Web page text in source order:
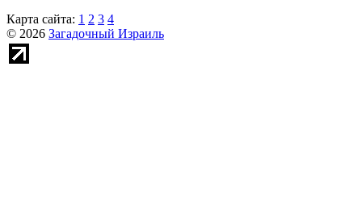
Карта сайта: 1 2 3 4
© 2026 Загадочный Израиль